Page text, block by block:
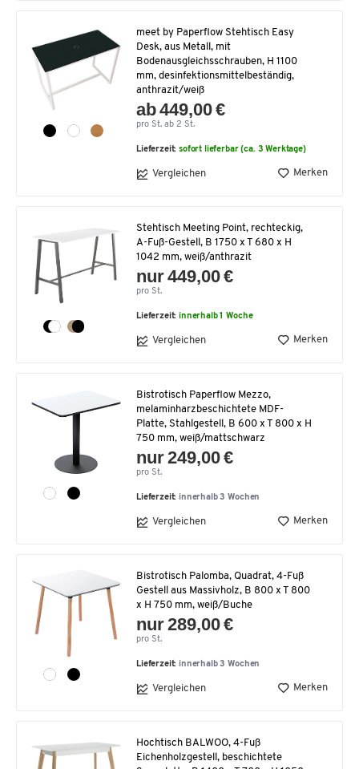
meet by Paperflow Stehtisch Easy
Desk, aus Metall, mit
Bodenausgleichsschrauben, H 1100
mm, desinfektionsmittelbeständig,
anthrazit/weiß
ab 449,00 €
pro St. ab 2 St.
Lieferzeit:sofort lieferbar (ca. 3 Werktage)
Vergleichen Merken
Stehtisch Meeting Point, rechteckig,
A-Fuß-Gestell, B 1750 x T 680 x H
1042 mm, weiß/anthrazit
nur 449,00 €
pro St.
Lieferzeit:innerhalb 1 Woche
Vergleichen Merken
Bistrotisch Paperflow Mezzo,
melaminharzbeschichtete MDF-
Platte, Stahlgestell, B 600 x T 800 x H
750 mm, weiß/mattschwarz
nur 249,00 €
pro St.
Lieferzeit: innerhalb 3 Wochen
Vergleichen Merken
Bistrotisch Palomba, Quadrat, 4-Fuß
Gestell aus Massivholz, B 800 x T 800
x H 750 mm, weiß/Buche
nur 289,00 €
pro St.
Lieferzeit: innerhalb 3 Wochen
Vergleichen Merken
Hochtisch BALWOO, 4-Fuß
Eichenholzgestell, beschichtete